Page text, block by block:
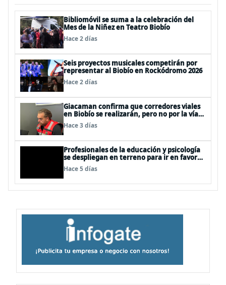
Bibliomóvil se suma a la celebración del
Mes de la Niñez en Teatro Biobío
Hace 2 días
Seis proyectos musicales competirán por
representar al Biobío en Rockódromo 2026
Hace 2 días
Giacaman confirma que corredores viales
en Biobío se realizarán, pero no por la vía
de la concesión
Hace 3 días
Profesionales de la educación y psicología
se despliegan en terreno para ir en favor
de niños afectados por la emergencia
Hace 5 días